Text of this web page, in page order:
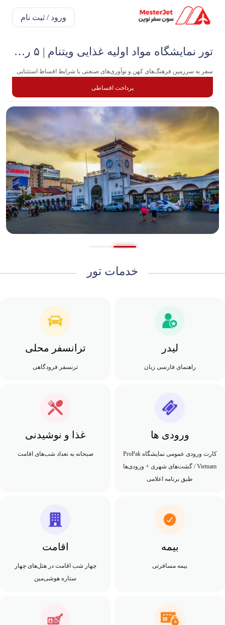
ورود / ثبت نام
تور نمایشگاه مواد اولیه غذایی ویتنام | ۵ روزه
سفر به سرزمین فرهنگ‌های کهن و نوآوری‌های صنعتی با شرایط اقساط استثنایی
پرداخت اقساطی
خدمات تور
لیدر
راهنمای فارسی زبان
ترانسفر محلی
ترنسفر فرودگاهی
ورودی ها
کارت ورودی عمومی نمایشگاه ProPak
Vietnam / گشت‌های شهری + ورودی‌ها
طبق برنامه اعلامی
غذا و نوشیدنی
صبحانه به تعداد شب‌های اقامت
بیمه
بیمه مسافرتی
اقامت
چهار شب اقامت در هتل‌های چهار
ستاره هوشی‌مین